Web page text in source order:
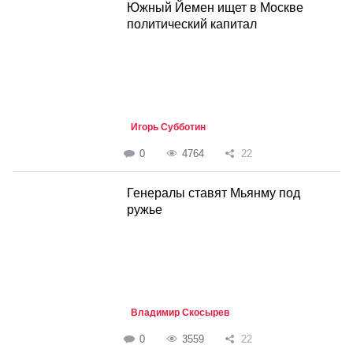
Южный Йемен ищет в Москве
политический капитал
Игорь Субботин
0 4764 22
Генералы ставят Мьянму под
ружье
Владимир Скосырев
0 3559 22